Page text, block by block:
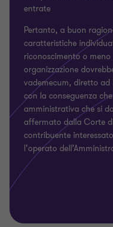
entrate
Pertanto, a buon
caratteristiche
riconoscimento o
organizzazione
vademecum, diretto ad
con la conseguenza
amministrativa che si
affermato dalla Corte
contribuente
l’operato